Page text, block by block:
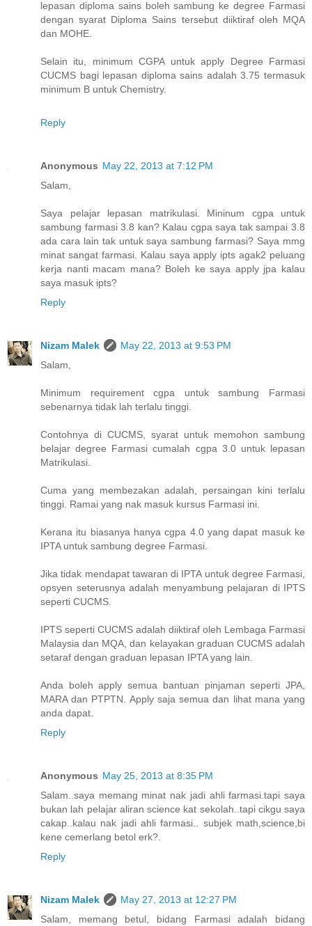
lepasan diploma sains boleh sambung ke degree Farmasi
dengan syarat Diploma Sains tersebut diiktiraf oleh MQA
dan MOHE.
Selain itu, minimum CGPA untuk apply Degree Farmasi
CUCMS bagi lepasan diploma sains adalah 3.75 termasuk
minimum B untuk Chemistry.
Reply
Anonymous May 22, 2013 at 7:12 PM
Salam,
Saya pelajar lepasan matrikulasi. Mininum cgpa untuk
sambung farmasi 3.8 kan? Kalau cgpa saya tak sampai 3.8
ada cara lain tak untuk saya sambung farmasi? Saya mmg
minat sangat farmasi. Kalau saya apply ipts agak2 peluang
kerja nanti macam mana? Boleh ke saya apply jpa kalau
saya masuk ipts?
Reply
Nizam Malek
May 22, 2013 at 9:53 PM
Salam,
Minimum requirement cgpa untuk sambung Farmasi
sebenarnya tidak lah terlalu tinggi.
Contohnya di CUCMS, syarat untuk memohon sambung
belajar degree Farmasi cumalah cgpa 3.0 untuk lepasan
Matrikulasi.
Cuma yang membezakan adalah, persaingan kini terlalu
tinggi. Ramai yang nak masuk kursus Farmasi ini.
Kerana itu biasanya hanya cgpa 4.0 yang dapat masuk ke
IPTA untuk sambung degree Farmasi.
Jika tidak mendapat tawaran di IPTA untuk degree Farmasi,
opsyen seterusnya adalah menyambung pelajaran di IPTS
seperti CUCMS.
IPTS seperti CUCMS adalah diiktiraf oleh Lembaga Farmasi
Malaysia dan MQA, dan kelayakan graduan CUCMS adalah
setaraf dengan graduan lepasan IPTA yang lain.
Anda boleh apply semua bantuan pinjaman seperti JPA,
MARA dan PTPTN. Apply saja semua dan lihat mana yang
anda dapat.
Reply
Anonymous May 25, 2013 at 8:35 PM
Salam..saya memang minat nak jadi ahli farmasi.tapi saya
bukan lah pelajar aliran science kat sekolah..tapi cikgu saya
cakap..kalau nak jadi ahli farmasi.. subjek math,science,bi
kene cemerlang betol erk?.
Reply
Nizam Malek
May 27, 2013 at 12:27 PM
Salam, memang betul, bidang Farmasi adalah bidang